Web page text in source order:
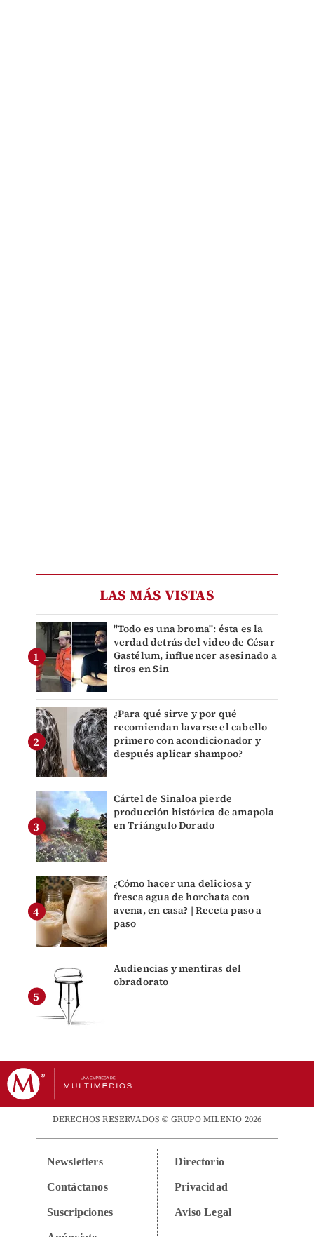
LAS MÁS VISTAS
"Todo es una broma": ésta es la
verdad detrás del video de César
Gastélum, influencer asesinado a
tiros en Sin
¿Para qué sirve y por qué
recomiendan lavarse el cabello
primero con acondicionador y
después aplicar shampoo?
Cártel de Sinaloa pierde
producción histórica de amapola
en Triángulo Dorado
¿Cómo hacer una deliciosa y
fresca agua de horchata con
avena, en casa? | Receta paso a
paso
Audiencias y mentiras del
obradorato
DERECHOS RESERVADOS © GRUPO MILENIO 2026
Newsletters
Contáctanos
Suscripciones
Directorio
Privacidad
Aviso Legal